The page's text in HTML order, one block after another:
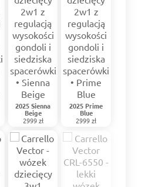
2025 Sienna
Beige
2999 zł
2025 Prime
Blue
2999 zł